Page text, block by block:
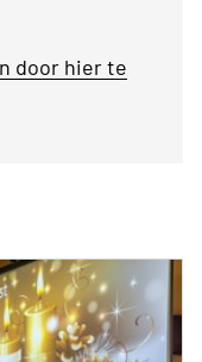
door hier te